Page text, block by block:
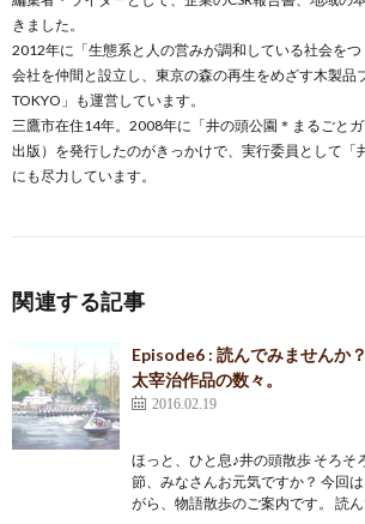
きました。
2012年に「生態系と人の営みが調和している社会を
会社を仲間と設立し、東京の森の再生をめざす木製品
TOKYO」も運営しています。
三鷹市在住14年。2008年に「井の頭公園＊まるごと
出版）を発行したのがきっかけで、実行委員として「
にも尽力しています。
関連する記事
Episode6 : 読んでみませんか
太宰治作品の数々。
2016.02.19
ほっと、ひと息♪井の頭散歩 そろそ
節、みなさんお元気ですか？ 今回
がら、物語散歩のご案内です。 読